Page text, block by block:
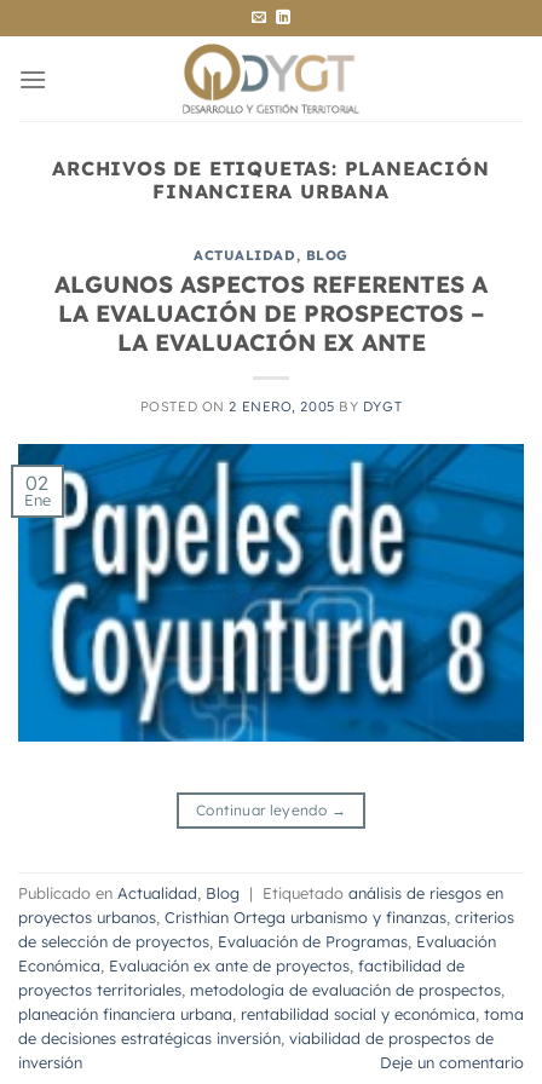
al
contenido
ARCHIVOS DE ETIQUETAS: PLANEACIÓN
FINANCIERA URBANA
ACTUALIDAD, BLOG
ALGUNOS ASPECTOS REFERENTES A
LA EVALUACIÓN DE PROSPECTOS –
LA EVALUACIÓN EX ANTE
POSTED ON2 ENERO, 2005 BY DYGT
02
Ene
Continuar leyendo →
Publicado en Actualidad, Blog | Etiquetado análisis de riesgos en
proyectos urbanos, Cristhian Ortega urbanismo y finanzas, criterios
de selección de proyectos, Evaluación de Programas, Evaluación
Económica, Evaluación ex ante de proyectos, factibilidad de
proyectos territoriales, metodología de evaluación de prospectos,
planeación financiera urbana, rentabilidad social y económica, toma
de decisiones estratégicas inversión, viabilidad de prospectos de
inversión
Deje un comentario